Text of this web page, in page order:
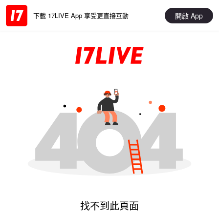
下載 17LIVE App 享受更直接互動 開啟 App
找不到此頁面